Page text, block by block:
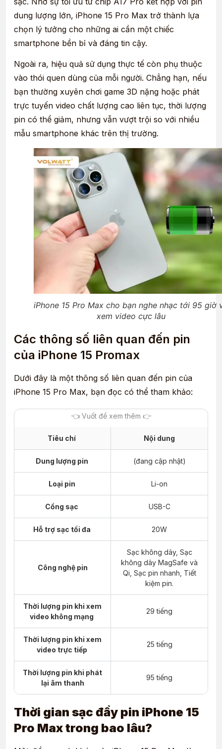
dung lượng lớn, iPhone 15 Pro Max trở thành lựa
chọn lý tưởng cho những ai cần một chiếc
smartphone bền bỉ và đáng tin cậy.
Ngoài ra, hiệu quả sử dụng thực tế còn phụ thuộc
vào thói quen dùng của mỗi người. Chẳng hạn, nếu
bạn thường xuyên chơi game 3D nặng hoặc phát
trực tuyến video chất lượng cao liên tục, thời lượng
pin có thể giảm, nhưng vẫn vượt trội so với nhiều
mẫu smartphone khác trên thị trường.
iPhone 15 Pro Max cho bạn nghe nhạc tới 95 giờ
xem video cực lâu
Các thông số liên quan đến pin
của iPhone 15 Promax
Dưới đây là một thông số liên quan đến pin của
iPhone 15 Pro Max, bạn đọc có thể tham khảo:
Tiêu chí Nội dung
Dung lượng pin (đang cập nhật)
Loại pin Li-on
Cổng sạc USB-C
Hỗ trợ sạc tối đa 20W
Công nghệ pin
Sạc không dây, Sạc
không dây MagSafe và
Qi, Sạc pin nhanh, Tiết
kiệm pin.
Thời lượng pin khi xem
video không mạng
29 tiếng
Thời lượng pin khi xem
video trực tiếp
25 tiếng
Thời lượng pin khi phát
lại âm thanh
95 tiếng
Thời gian sạc đầy pin iPhone 15
Pro Max trong bao lâu?